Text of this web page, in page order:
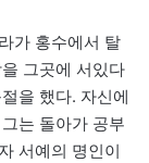
가 홍수에서 탈
그곳에 서있다
을 했다. 자신에
는 돌아가 공부
서예의 명인이